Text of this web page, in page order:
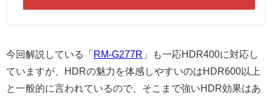
今回解説している「 RM-G277R 」も一応HDR400に対応し
ていますが、HDRの魅力を体感しやすいのはHDR600以上
と一般的に言われているので、そこまで強いHDR効果はあ